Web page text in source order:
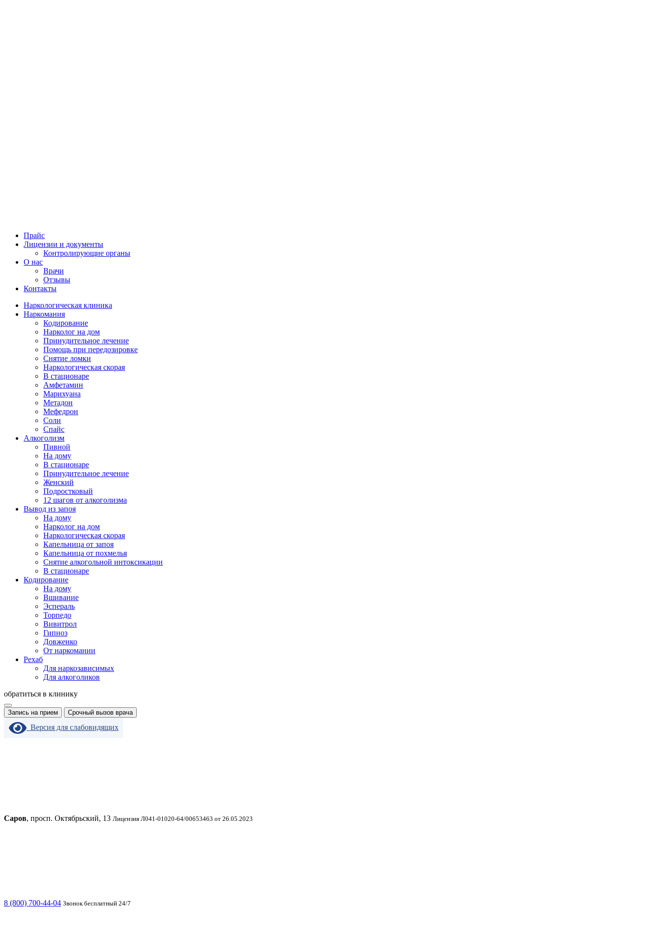
Прайс
Лицензии и документы
Контролирующие органы
О нас
Врачи
Отзывы
Контакты
Наркологическая клиника
Наркомания
Кодирование
Нарколог на дом
Принудительное лечение
Помощь при передозировке
Снятие ломки
Наркологическая скорая
В стационаре
Амфетамин
Марихуана
Метадон
Мефедрон
Соли
Спайс
Алкоголизм
Пивной
На дому
В стационаре
Принудительное лечение
Женский
Подростковый
12 шагов от алкоголизма
Вывод из запоя
На дому
Нарколог на дом
Наркологическая скорая
Капельница от запоя
Капельница от похмелья
Снятие алкогольной интоксикации
В стационаре
Кодирование
На дому
Вшивание
Эспераль
Торпедо
Вивитрол
Гипноз
Довженко
От наркомании
Рехаб
Для наркозависимых
Для алкоголиков
обратиться в клинику
Запись на прием Срочный вызов врача
Версия для слабовидящих
Саров, просп. Октябрьский, 13 Лицензия Л041-01020-64/00653463 от 26.05.2023
8 (800) 700-44-04 Звонок бесплатный 24/7